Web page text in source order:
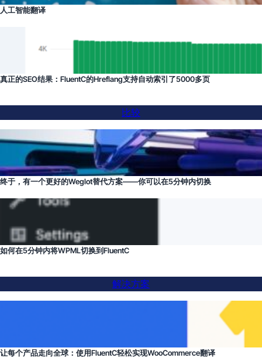
人工智能翻译
真正的SEO结果：FluentC的Hreflang支持自动索引了5000多页
比较
终于，有一个更好的Weglot替代方案——你可以在5分钟内切换
如何在5分钟内将WPML切换到FluentC
解决方案
让每个产品走向全球：使用FluentC轻松实现WooCommerce翻译